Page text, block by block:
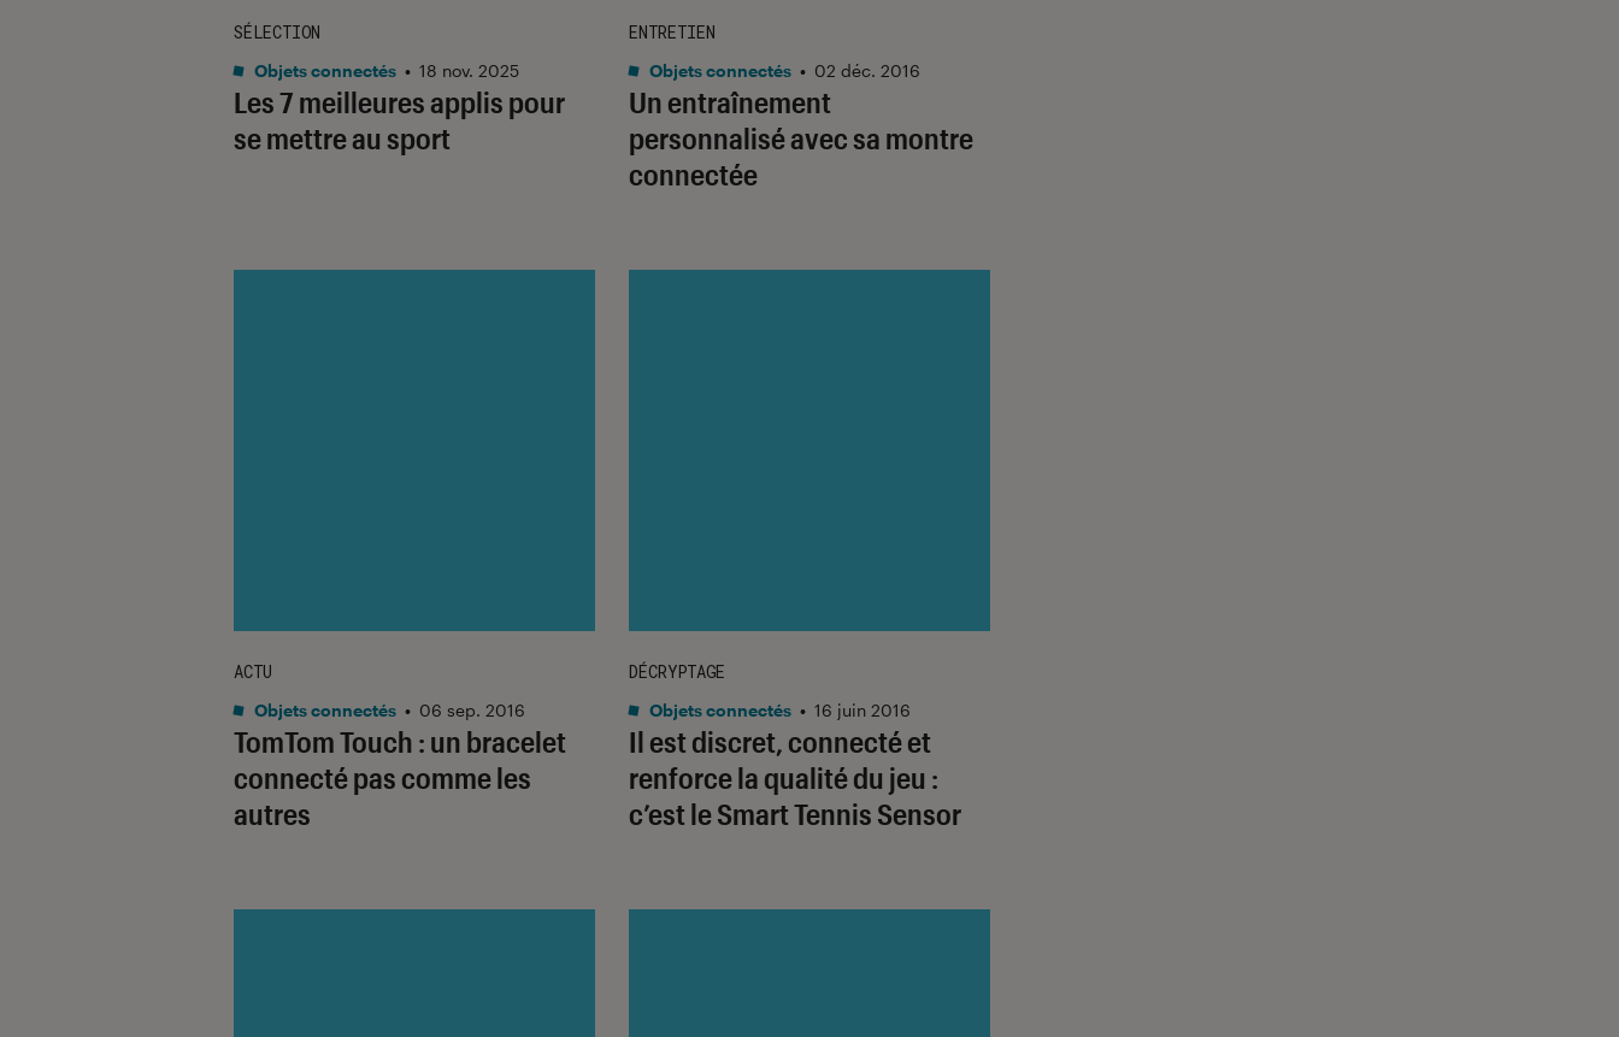
Les 7 meilleures applis pour
se mettre au sport
SÉLECTION
Objets connectés • 18 nov. 2025
Un entraînement
personnalisé avec sa montre
connectée
ENTRETIEN
Objets connectés • 02 déc. 2016
TomTom Touch : un bracelet
connecté pas comme les
autres
ACTU
Objets connectés • 06 sep. 2016
Il est discret, connecté et
renforce la qualité du jeu :
c’est le Smart Tennis Sensor
DÉCRYPTAGE
Objets connectés • 16 juin 2016